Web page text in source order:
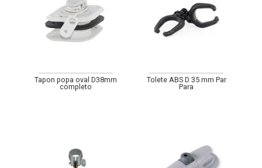
Tapon popa oval D38mm
completo
Tolete ABS D 35 mm Par
Para